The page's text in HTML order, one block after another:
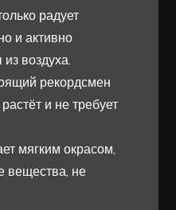
радует
и активно
воздуха.
рекордсмен
и не требует
мягким окрасом,
вещества, не